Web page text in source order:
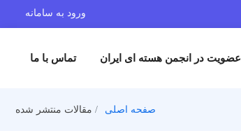
ورود به سامانه
عضویت در انجمن هسته ای ایران تماس با ما
صفحه اصلی مقالات منتشر شده